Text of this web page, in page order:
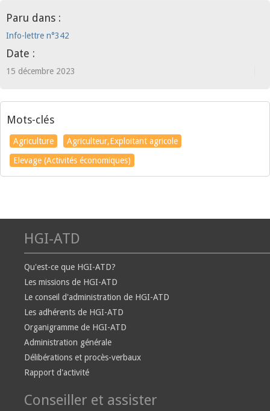
Paru dans :
Info-lettre n°342
Date :
15 décembre 2023
Mots-clés
Agriculture
Agriculteur,Exploitant agricole
Elevage (Activités économiques)
HGI-ATD
Qu'est-ce que HGI-ATD?
Les missions de HGI-ATD
Le conseil d'administration de HGI-ATD
Les adhérents de HGI-ATD
Organigramme de HGI-ATD
Administration générale
Délibérations et procès-verbaux
Rapport d'activité
Conseiller et assister